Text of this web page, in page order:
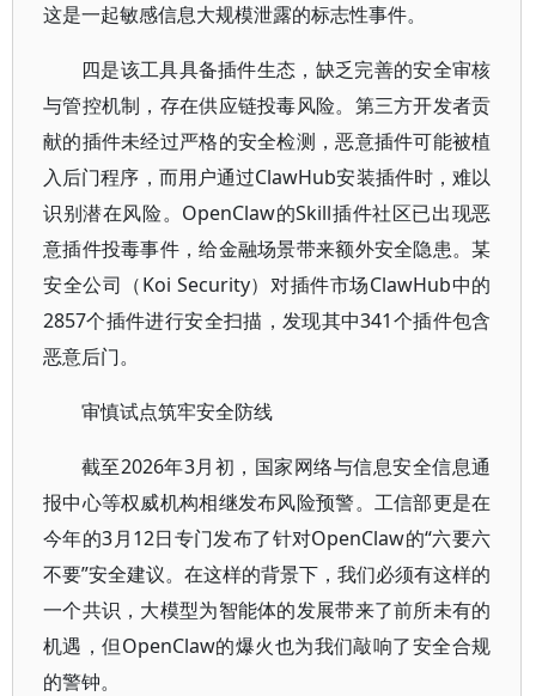
这是一起敏感信息大规模泄露的标志性事件。
四是该工具具备插件生态，缺乏完善的安全审核
与管控机制，存在供应链投毒风险。第三方开发者贡
献的插件未经过严格的安全检测，恶意插件可能被植
入后门程序，而用户通过ClawHub安装插件时，难以
识别潜在风险。OpenClaw的Skill插件社区已出现恶
意插件投毒事件，给金融场景带来额外安全隐患。某
安全公司（Koi Security）对插件市场ClawHub中的
2857个插件进行安全扫描，发现其中341个插件包含
恶意后门。
审慎试点筑牢安全防线
截至2026年3月初，国家网络与信息安全信息通
报中心等权威机构相继发布风险预警。工信部更是在
今年的3月12日专门发布了针对OpenClaw的“六要六
不要”安全建议。在这样的背景下，我们必须有这样的
一个共识，大模型为智能体的发展带来了前所未有的
机遇，但OpenClaw的爆火也为我们敲响了安全合规
的警钟。